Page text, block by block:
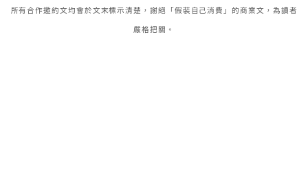
所有合作邀約文均會於文末標示清楚，謝絕「假裝自己消費」的商業文，為讀者
嚴格把關。